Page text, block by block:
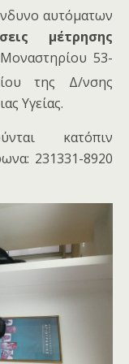
αυτόματων
μέτρησης
53-
της Δ/νσης
Υγείας.
κατόπιν
231331-8920